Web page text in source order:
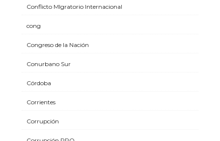
Conflicto MIgratorio Internacional
cong
Congreso de la Nación
Conurbano Sur
Córdoba
Corrientes
Corrupción